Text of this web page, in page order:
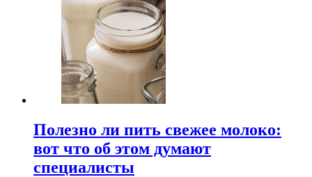
Полезно ли пить свежее молоко:
вот что об этом думают
специалисты